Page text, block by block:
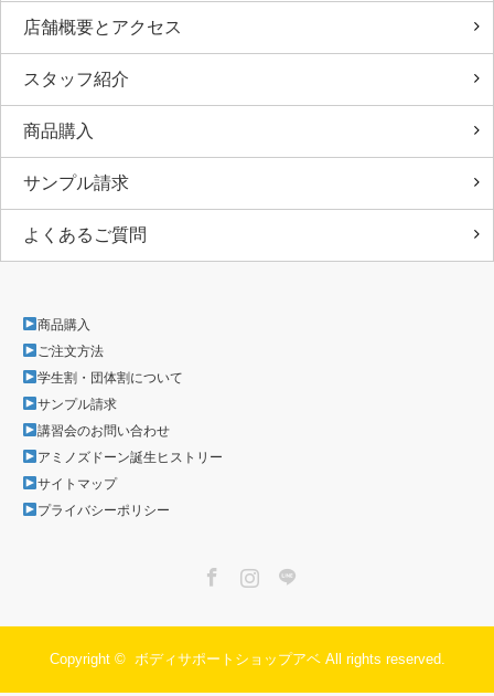
店舗概要とアクセス
スタッフ紹介
商品購入
サンプル請求
よくあるご質問
商品購入
ご注文方法
学生割・団体割について
サンプル請求
講習会のお問い合わせ
アミノズドーン誕生ヒストリー
サイトマップ
プライバシーポリシー
Copyright © ボディサポートショップアベAll rights reserved.